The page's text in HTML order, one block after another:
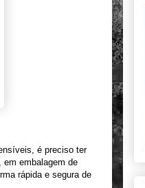
é preciso ter
em embalagem de
rápida e segura de